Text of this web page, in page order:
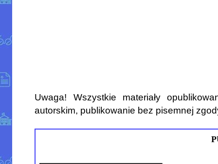
Uwaga! Wszystkie materiały
autorskim, publikowanie bez pisemnej